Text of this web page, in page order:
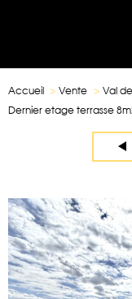
Accueil Vente Val
Dernier etage terrasse